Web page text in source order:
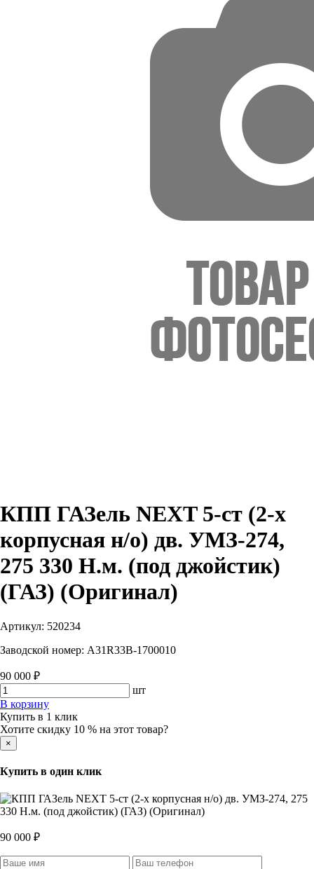
КПП ГАЗель NEXT 5-ст (2-х
корпусная н/о) дв. УМЗ-274,
275 330 Н.м. (под джойстик)
(ГАЗ) (Оригинал)
Артикул: 520234
Заводской номер: A31R33B-1700010
90 000 ₽
шт
В корзину
Купить в 1 клик
Хотите скидку 10 % на этот товар?
×
Купить в один клик
90 000 ₽